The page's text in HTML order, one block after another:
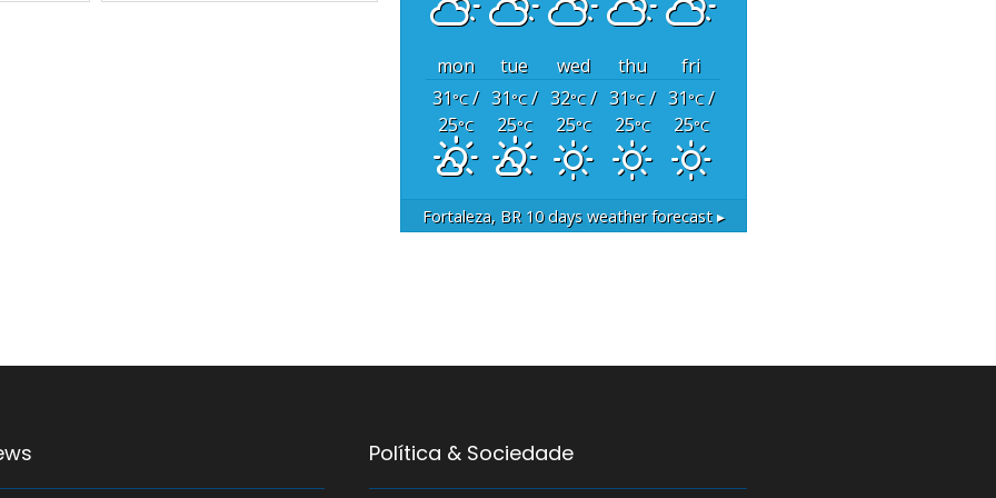
mon tue wed thu
fri
31°C/
25°C
31°C/
25°C
32°C/
25°C
31°C/
25°C
31°C/
25°C
Fortaleza, BR 10 days weather forecast ▸
Política & Sociedade